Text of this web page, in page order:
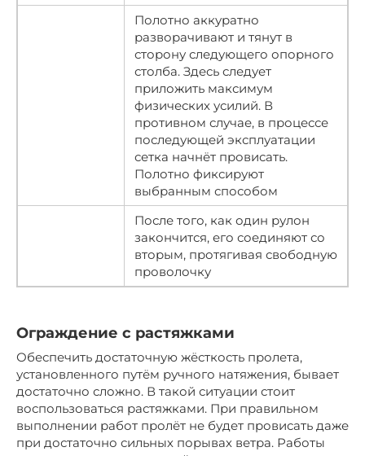
Полотно аккуратно
разворачивают и тянут в
сторону следующего опорного
столба. Здесь следует
приложить максимум
физических усилий. В
противном случае, в процессе
последующей эксплуатации
сетка начнёт провисать.
Полотно фиксируют
выбранным способом
После того, как один рулон
закончится, его соединяют со
вторым, протягивая свободную
проволочку
Ограждение с растяжками
Обеспечить достаточную жёсткость пролета,
установленного путём ручного натяжения, бывает
достаточно сложно. В такой ситуации стоит
воспользоваться растяжками. При правильном
выполнении работ пролёт не будет провисать даже
при достаточно сильных порывах ветра. Работы